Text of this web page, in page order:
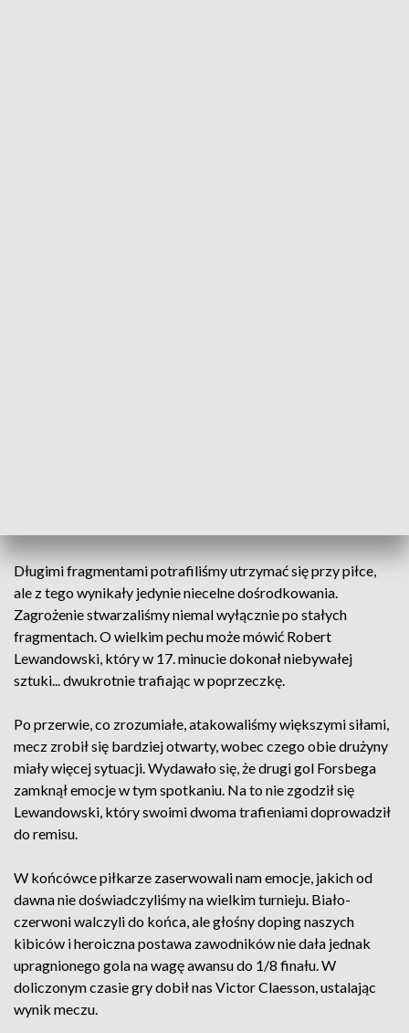
Długimi fragmentami potrafiliśmy utrzymać się przy piłce,
ale z tego wynikały jedynie niecelne dośrodkowania.
Zagrożenie stwarzaliśmy niemal wyłącznie po stałych
fragmentach. O wielkim pechu może mówić Robert
Lewandowski, który w 17. minucie dokonał niebywałej
sztuki... dwukrotnie trafiając w poprzeczkę.
Po przerwie, co zrozumiałe, atakowaliśmy większymi siłami,
mecz zrobił się bardziej otwarty, wobec czego obie drużyny
miały więcej sytuacji. Wydawało się, że drugi gol Forsbega
zamknął emocje w tym spotkaniu. Na to nie zgodził się
Lewandowski, który swoimi dwoma trafieniami doprowadził
do remisu.
W końcówce piłkarze zaserwowali nam emocje, jakich od
dawna nie doświadczyliśmy na wielkim turnieju. Biało-
czerwoni walczyli do końca, ale głośny doping naszych
kibiców i heroiczna postawa zawodników nie dała jednak
upragnionego gola na wagę awansu do 1/8 finału. W
doliczonym czasie gry dobił nas Victor Claesson, ustalając
wynik meczu.